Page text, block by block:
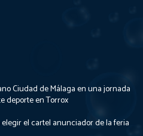
Ciudad de Málaga en una jornada
deporte en Torrox
el cartel anunciador de la feria